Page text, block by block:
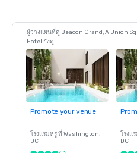
ผู้วางแผนที่ดู Beacon Grand, A Union
Hotel ยังดู
Promote your venue
โรงแรมหรู ที่ Washington,
DC
โรงแ
DC